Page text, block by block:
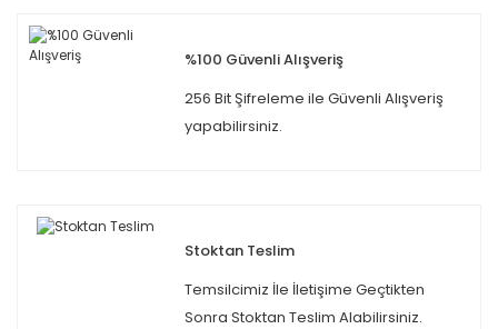
%100 Güvenli Alışveriş
256 Bit Şifreleme ile Güvenli Alışveriş
yapabilirsiniz.
Stoktan Teslim
Temsilcimiz İle İletişime Geçtikten
Sonra Stoktan Teslim Alabilirsiniz.